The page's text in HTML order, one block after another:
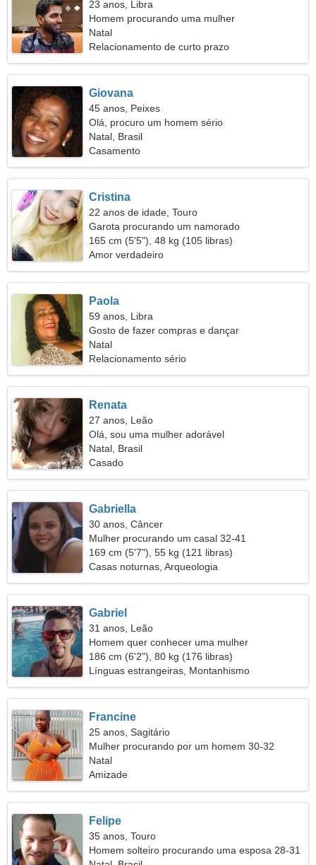
23 anos, Libra
Homem procurando uma mulher
Natal
Relacionamento de curto prazo
Giovana
45 anos, Peixes
Olá, procuro um homem sério
Natal, Brasil
Casamento
Cristina
22 anos de idade, Touro
Garota procurando um namorado
165 cm (5'5"), 48 kg (105 libras)
Amor verdadeiro
Paola
59 anos, Libra
Gosto de fazer compras e dançar
Natal
Relacionamento sério
Renata
27 anos, Leão
Olá, sou uma mulher adorável
Natal, Brasil
Casado
Gabriella
30 anos, Câncer
Mulher procurando um casal 32-41
169 cm (5'7"), 55 kg (121 libras)
Casas noturnas, Arqueologia
Gabriel
31 anos, Leão
Homem quer conhecer uma mulher
186 cm (6'2"), 80 kg (176 libras)
Línguas estrangeiras, Montanhismo
Francine
25 anos, Sagitário
Mulher procurando por um homem 30-32
Natal
Amizade
Felipe
35 anos, Touro
Homem solteiro procurando uma esposa 28-31